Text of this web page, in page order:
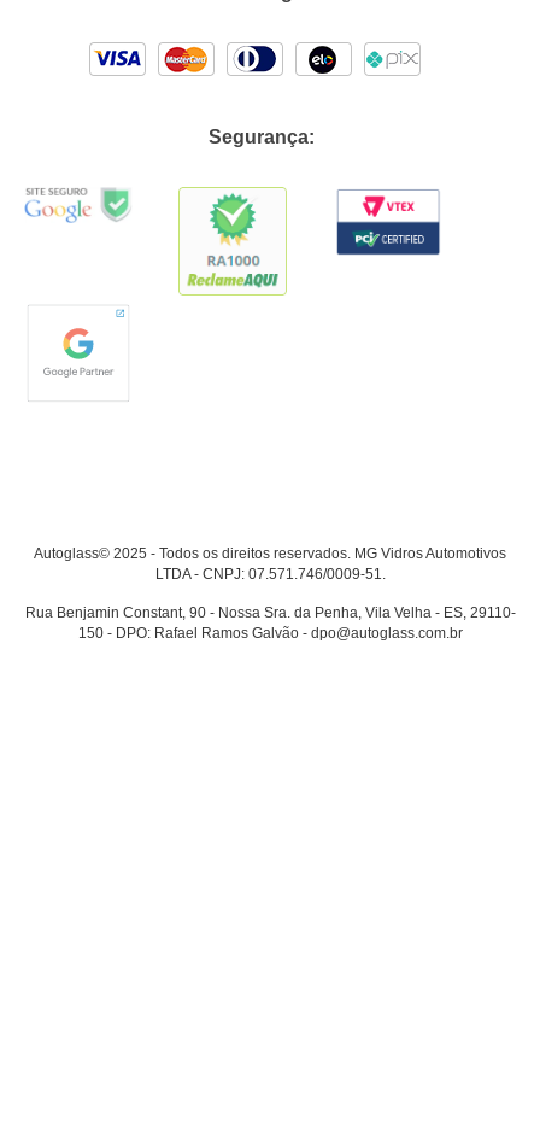
Segurança:
Autoglass© 2025 - Todos os direitos reservados. MG Vidros Automotivos
LTDA - CNPJ: 07.571.746/0009-51.
Rua Benjamin Constant, 90 - Nossa Sra. da Penha, Vila Velha - ES, 29110-
150 - DPO: Rafael Ramos Galvão - dpo@autoglass.com.br